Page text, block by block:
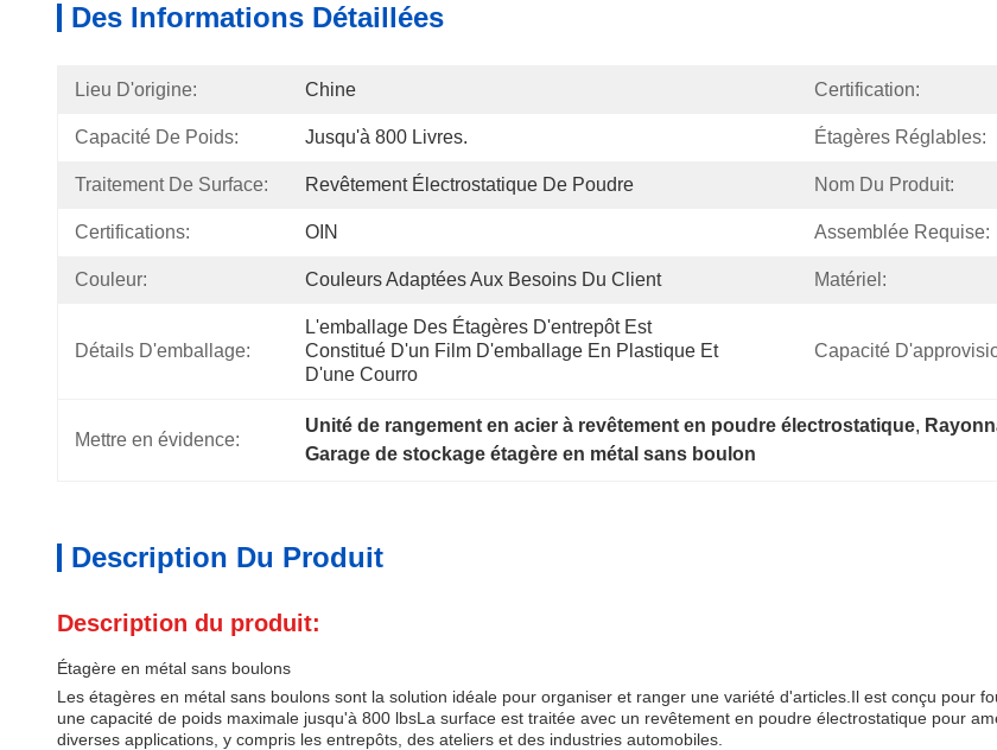
Des Informations Détaillées
Lieu D'origine: Chine Certification:
Capacité De Poids: Jusqu'à 800 Livres. Étagères Réglables:
Traitement De Surface: Revêtement Électrostatique De Poudre Nom Du Produit:
Certifications: OIN Assemblée Requise:
Couleur: Couleurs Adaptées Aux Besoins Du Client Matériel:
Détails D'emballage:
L'emballage Des Étagères D'entrepôt Est
Constitué D'un Film D'emballage En Plastique Et
D'une Courro
Capacité
Mettre en évidence:
Unité de rangement en acier à revêtement en poudre électrostatique,
Garage de stockage étagère en métal sans boulon
Description Du Produit
Description du produit:
Étagère en métal sans boulons
Les étagères en métal sans boulons sont la solution idéale pour organiser et ranger une variété d'articles.Il est conçu pour
une capacité de poids maximale jusqu'à 800 lbsLa surface est traitée avec un revêtement en poudre électrostatique pour
diverses applications, y compris les entrepôts, des ateliers et des industries automobiles.